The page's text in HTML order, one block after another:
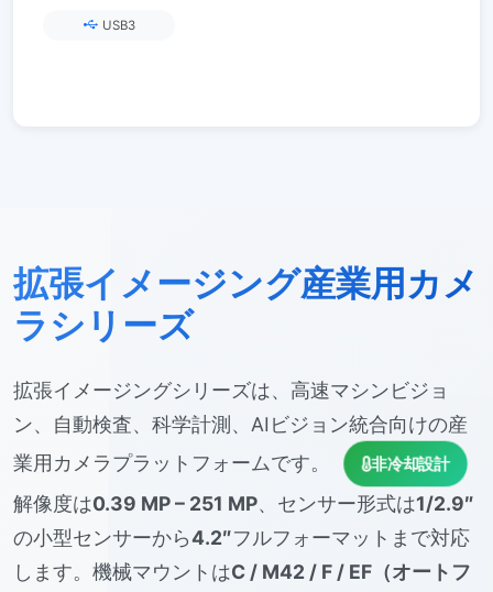
USB3
拡張イメージング産業用カメ
ラシリーズ
拡張イメージングシリーズは、高速マシンビジョ
ン、自動検査、科学計測、AIビジョン統合向けの産
業用カメラプラットフォームです。
非冷却設計
解像度は0.39 MP – 251 MP、センサー形式は1/2.9″
の小型センサーから4.2″フルフォーマットまで対応
します。機械マウントはC / M42 / F / EF（オートフ